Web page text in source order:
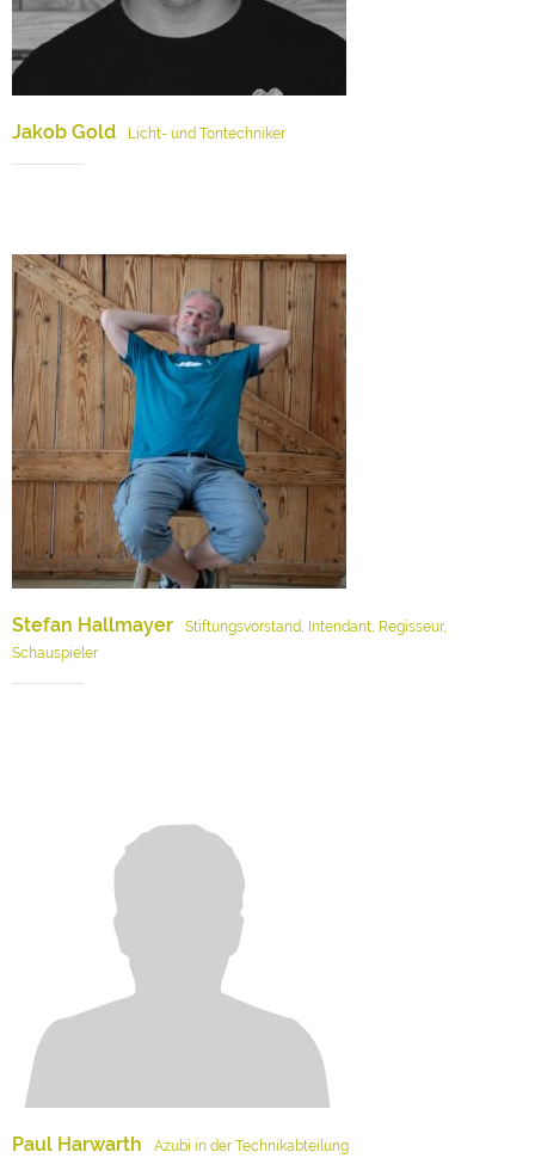
Jakob Gold Licht- und Tontechniker
Stefan Hallmayer
Stiftungsvorstand, Intendant, Regisseur,
Schauspieler
Paul Harwarth Azubi in der Technikabteilung